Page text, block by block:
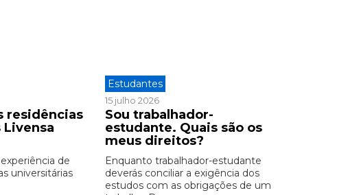
residências
de
universitárias
Estudantes
15 julho 2026
Sou trabalhador-
estudante. Quais são os
meus direitos?
Enquanto trabalhador-estudante
deverás conciliar a exigência dos
estudos com as obrigações de um